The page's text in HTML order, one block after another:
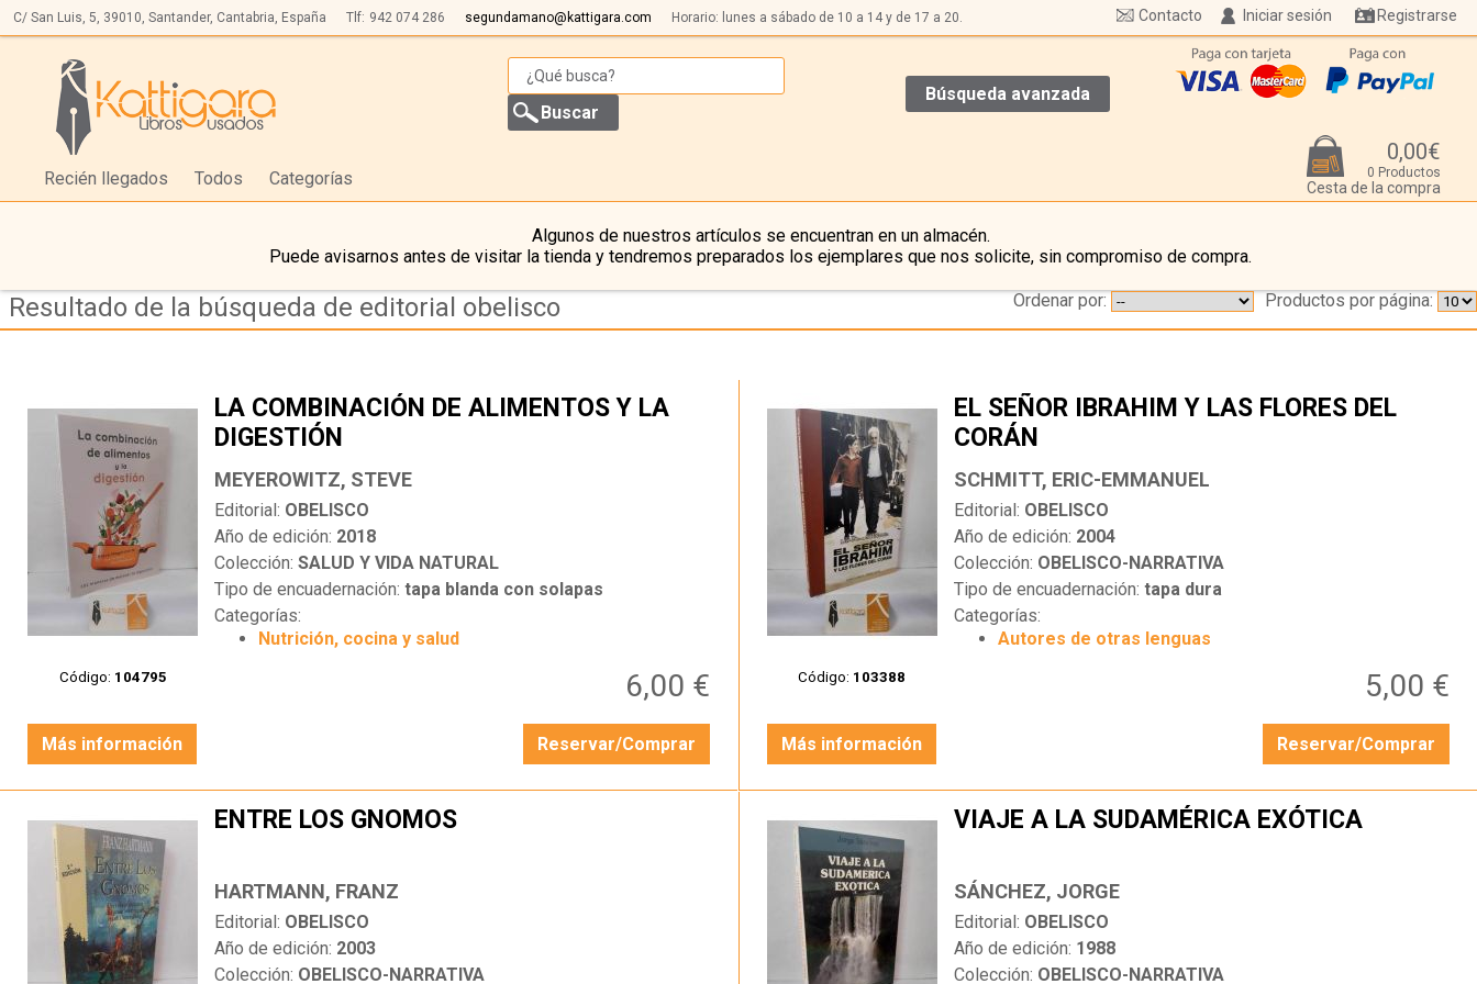
C/ San Luis, 5, 39010, Santander, Cantabria, España Tlf: 942 074 286 segundamano@kattigara.com Horario: lunes a sábado de 10 a 14 y de 17 a 20. Iniciar sesión Registrarse
Contacto
Búsqueda avanzada
Recién llegados Todos Categorías
0,00€
0 Productos
Cesta de la compra
Algunos de nuestros artículos se encuentran en un almacén.
Puede avisarnos antes de visitar la tienda y tendremos preparados los ejemplares que nos solicite, sin compromiso de compra.
Resultado de la búsqueda de editorial obelisco Productos por página:
Ordenar por:
Código: 104795
LA COMBINACIÓN DE ALIMENTOS Y LA
DIGESTIÓN
MEYEROWITZ, STEVE
Editorial: OBELISCO
Año de edición: 2018
Colección:SALUD Y VIDA NATURAL
Tipo de encuadernación:tapa blanda con solapas
Categorías:
Nutrición, cocina y salud
6,00 €
Más información Reservar/Comprar
Código: 103388
EL SEÑOR IBRAHIM Y LAS FLORES DEL
CORÁN
SCHMITT, ERIC-EMMANUEL
Editorial: OBELISCO
Año de edición: 2004
Colección: OBELISCO-NARRATIVA
Tipo de encuadernación: tapa dura
Categorías:
Autores de otras lenguas
5,00 €
Más información Reservar/Comprar
ENTRE LOS GNOMOS
HARTMANN, FRANZ
Editorial: OBELISCO
Año de edición: 2003
Colección: OBELISCO-NARRATIVA
VIAJE A LA SUDAMÉRICA EXÓTICA
SÁNCHEZ, JORGE
Editorial: OBELISCO
Año de edición: 1988
Colección: OBELISCO-NARRATIVA